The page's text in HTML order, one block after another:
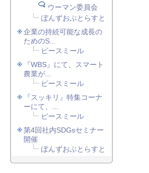
ウーマン委員会
ぼんずおぶとらすと
企業の持続可能な成長の
ためのS...
ピースミール
『WBS』にて、スマート
農業が...
ピースミール
『スッキリ』特集コーナ
ーにて、...
ピースミール
第4回社内SDGsセミナー
開催
ぼんずおぶとらすと